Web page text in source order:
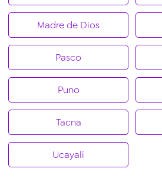
Madre de Dios
Pasco
Puno
Tacna
Ucayali